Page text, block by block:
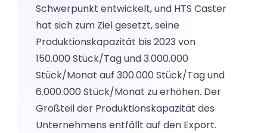
Schwerpunkt entwickelt, und HTS Caster
hat sich zum Ziel gesetzt, seine
Produktionskapazität bis 2023 von
150.000 Stück/Tag und 3.000.000
Stück/Monat auf 300.000 Stück/Tag und
6.000.000 Stück/Monat zu erhöhen. Der
Großteil der Produktionskapazität des
Unternehmens entfällt auf den Export.